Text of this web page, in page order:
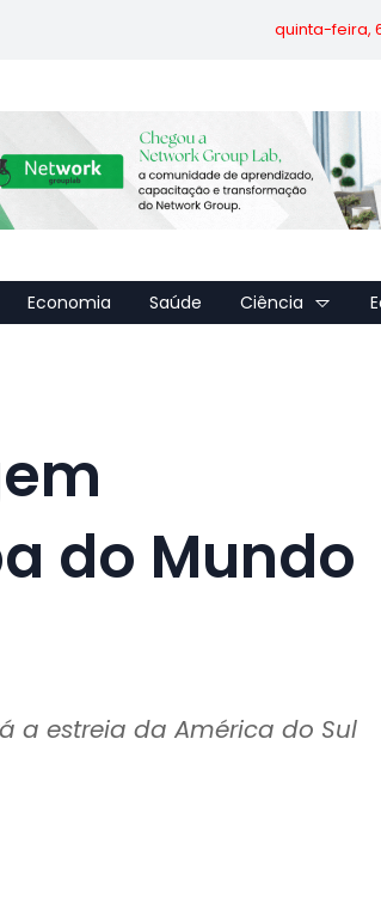
quinta-feira,
Economia Saúde Ciência
do Mundo
a estreia da América do Sul